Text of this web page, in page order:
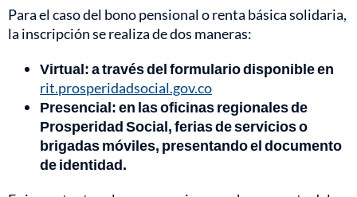
Para el caso del bono pensional o renta básica solidaria,
la inscripción se realiza de dos maneras:
Virtual: a través del formulario disponible en
rit.prosperidadsocial.gov.co
Presencial: en las oficinas regionales de
Prosperidad Social, ferias de servicios o
brigadas móviles, presentando el documento
de identidad.